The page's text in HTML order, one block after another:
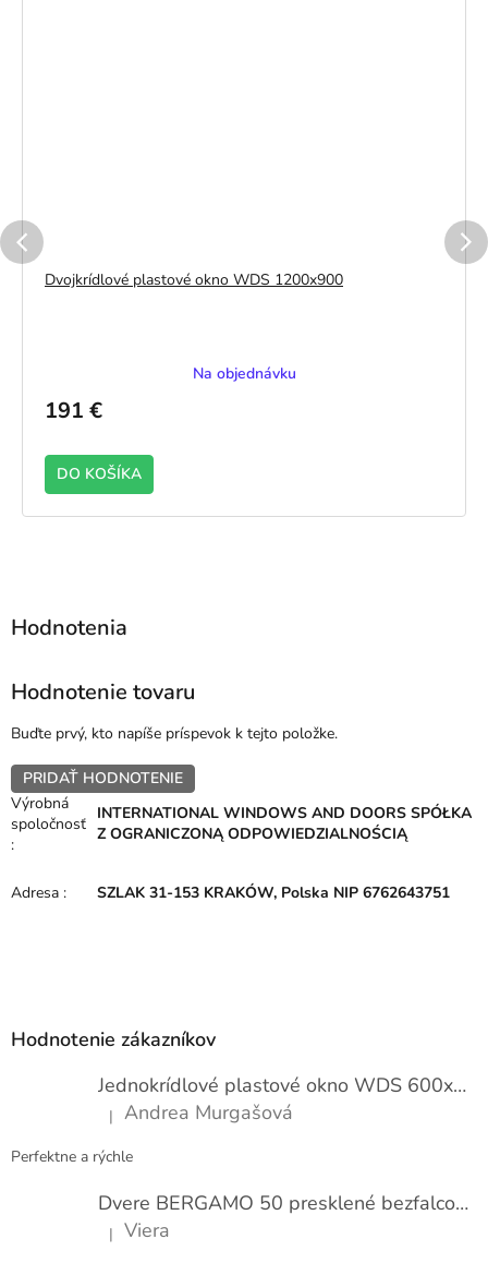
Dvojkrídlové plastové okno WDS 1200x900
Na objednávku
191 €
DO KOŠÍKA
Hodnotenie tovaru
Buďte prvý, kto napíše príspevok k tejto položke.
PRIDAŤ HODNOTENIE
Výrobná
spoločnosť
:
INTERNATIONAL WINDOWS AND DOORS SPÓŁKA
Z OGRANICZONĄ ODPOWIEDZIALNOŚCIĄ
Adresa : SZLAK 31-153 KRAKÓW, Polska NIP 6762643751
Hodnotenie zákazníkov
Jednokrídlové plastové okno WDS 600x1000
Hodnotenie produktu je 5 z 5 hviezdičiek.
| Andrea Murgašová
Perfektne a rýchle
Dvere BERGAMO 50 presklené bezfalcové EXTRA
Hodnotenie produktu je 5 z 5 hviezdičiek.
| Viera